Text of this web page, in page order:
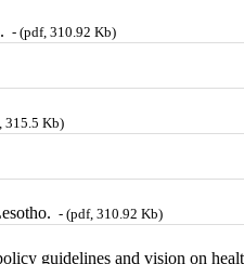
- (pdf, 310.92 Kb)
315.5 Kb)
- (pdf, 310.92 Kb)
guidelines and vision on